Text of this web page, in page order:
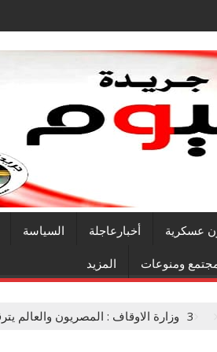
عسكرية أخبارعاجلة السياسة
ومنوعات المزيد
3 وزارة الاوقاف : المصريون والعالم